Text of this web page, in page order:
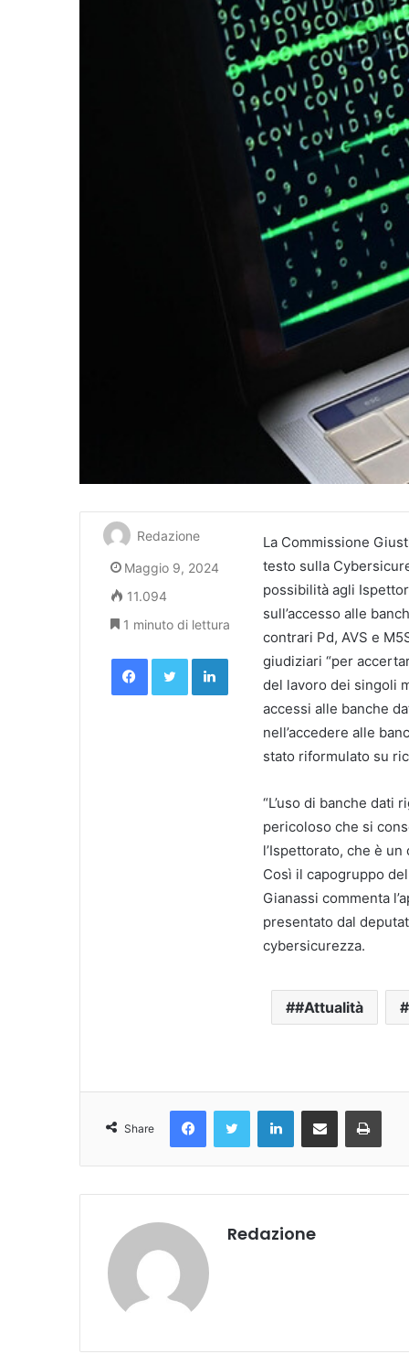
La Commissione
testo sulla
possibilità agli
sull’accesso alle
contrari Pd, AVS e
giudiziari “per
del lavoro dei singoli
accessi alle banche
nell’accedere alle
stato riformulato su
“L’uso di banche
pericoloso che si
l’Ispettorato, che è
Così il capogruppo
Gianassi commenta
presentato dal
cybersicurezza.
#Attualità
Redazione
Maggio 9, 2024
11.094
1 minuto di lettura
Facebook Twitter LinkedIn
Share
Redazione